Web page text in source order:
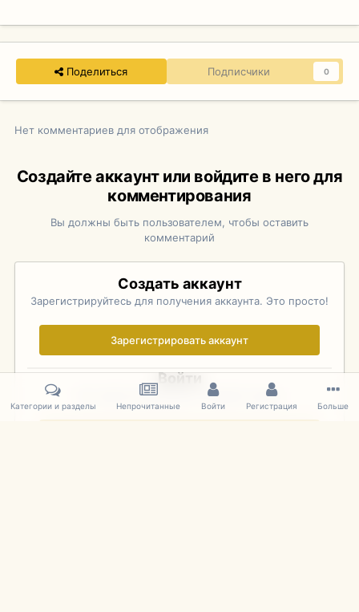
Поделиться Подписчики 0
Нет комментариев для отображения
Создайте аккаунт или войдите в него для
комментирования
Вы должны быть пользователем, чтобы оставить
комментарий
Создать аккаунт
Зарегистрируйтесь для получения аккаунта. Это просто!
Зарегистрировать аккаунт
Войти
Уже зарегистрированы? Войдите здесь.
Категории и разделы Непрочитанные Войти Регистрация Больше